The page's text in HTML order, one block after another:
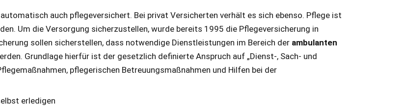
auch pflegeversichert. Bei privat Versicherten verhält es sich ebenso. Pflege ist
Um die Versorgung sicherzustellen, wurde bereits 1995 die Pflegeversicherung in
sollen sicherstellen, dass notwendige Dienstleistungen im Bereich der ambulanten
Grundlage hierfür ist der gesetzlich definierte Anspruch auf „Dienst-, Sach- und
pflegerischen Betreuungsmaßnahmen und Hilfen bei der
erledigen